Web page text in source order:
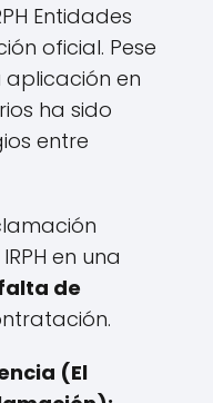
Entidades
oficial. Pese
aplicación en
ha sido
entre
en una
de
(El